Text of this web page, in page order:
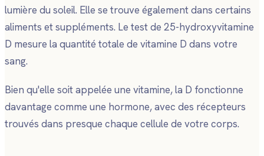
lumière du soleil. Elle se trouve également dans certains
aliments et suppléments. Le test de 25-hydroxyvitamine
D mesure la quantité totale de vitamine D dans votre
sang.
Bien qu'elle soit appelée une vitamine, la D fonctionne
davantage comme une hormone, avec des récepteurs
trouvés dans presque chaque cellule de votre corps.